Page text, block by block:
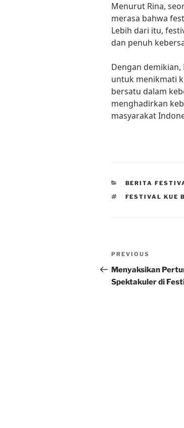
Menurut Rina,
merasa bahwa
Lebih dari itu,
dan penuh
Dengan demikian,
untuk menikmati
bersatu dalam
menghadirkan
masyarakat
CATEGORIES
BERITA
TAGS
FESTIVAL KUE
Post
navigation
Previous
Post
PREVIOUS
Menyaksikan
Spektakuler di